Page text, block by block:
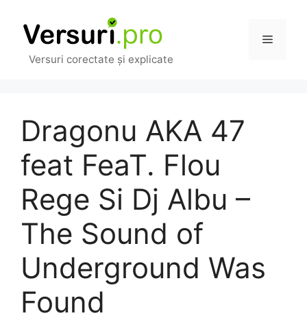
conținut
Versuri corectate și explicate
Meniu
Dragonu AKA 47
feat FeaT. Flou
Rege Si Dj Albu –
The Sound of
Underground Was
Found